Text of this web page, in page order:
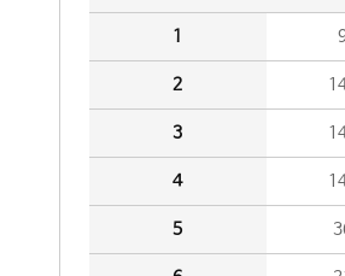
1
2
3
4
5